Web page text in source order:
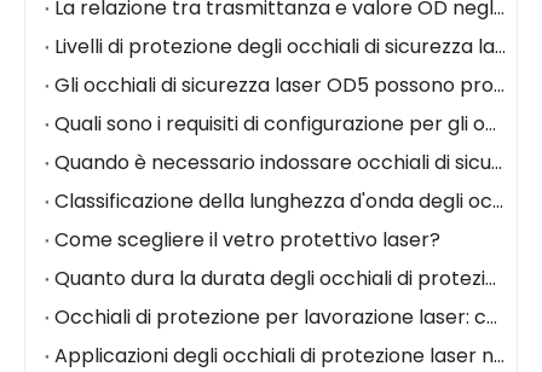
La relazione tra trasmittanza e valore OD negli occhiali di sicurezza laser
Livelli di protezione degli occhiali di sicurezza laser: una guida completa alle classificazioni e agli standard OD
Gli occhiali di sicurezza laser OD5 possono proteggere dai laser CO₂ da 10600 nm?
Quali sono i requisiti di configurazione per gli occhiali di sicurezza laser?
Quando è necessario indossare occhiali di sicurezza laser mentre si utilizza una macchina per marcatura laser?
Classificazione della lunghezza d'onda degli occhiali di protezione laser
Come scegliere il vetro protettivo laser?
Quanto dura la durata degli occhiali di protezione laser per le macchine per marcatura laser?
Occhiali di protezione per lavorazione laser: cosa sono e come scegliere il paio giusto
Applicazioni degli occhiali di protezione laser nei campi della ricerca scientifica